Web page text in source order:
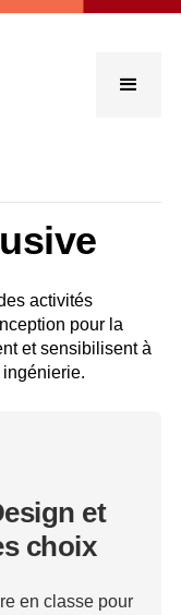
activités
pour la
et sensibilisent à
et
choix
en classe pour